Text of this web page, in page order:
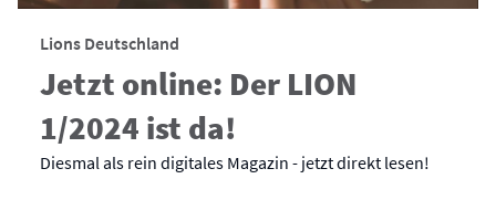
Lions Deutschland
Jetzt online: Der LION
1/2024 ist da!
Diesmal als rein digitales Magazin - jetzt direkt lesen!